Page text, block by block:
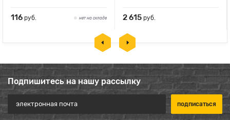
116 руб. нет на складе 2 615 руб.
Подпишитесь на нашу рассылку